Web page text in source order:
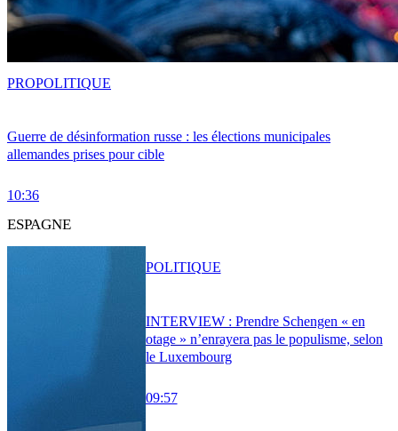
Guerre de désinformation russe : les élections municipales
allemandes prises pour cible
10:36
PROPOLITIQUE
ESPAGNE
INTERVIEW : Prendre Schengen « en
otage » n’enrayera pas le populisme, selon
le Luxembourg
09:57
POLITIQUE